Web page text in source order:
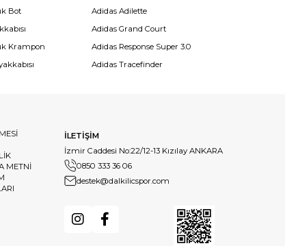
Bot
Krampon
Adidas Adilette
Adidas Grand Court
Adidas Response Super 3.0
Adidas Tracefinder
METNİ
İLETİŞİM
İzmir Caddesi No:22/12-13 Kızılay ANKARA
0850 333 36 06
destek@dalkilicspor.com